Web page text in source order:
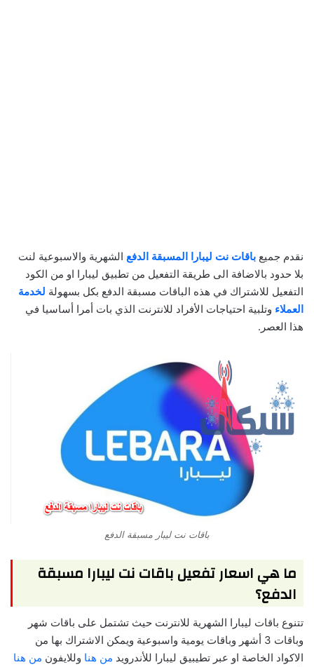
نقدم جميع باقات نت ليبارا المسبقة الدفع الشهرية والاسبوعية لنت
بلا حدود بالاضافة الى طريقة التفعيل من تطبيق ليبارا او من الكود
التفعيل للاشتراك في هذه الباقات مسبقة الدفع بكل بسهولة لخدمة
العملاء وتلبية احتياجات الأفراد للانترنت الذي بات أمرا أساسيا في
هذا العصر.
باقات نت ليبار مسبقة الدفع
ما هي اسعار تفعيل باقات نت ليبارا مسبقة
الدفع؟
تتنوع باقات ليبارا الشهرية للانترنت حيث تشتمل على باقات شهر
وباقات 3 أشهر وباقات يومية واسبوعية ويمكن الاشتراك بها من
الاكواد الخاصة او عبر تطيبيق ليبارا للأندرويد من هنا وللايفون من هنا